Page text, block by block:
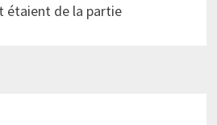
étaient de la partie